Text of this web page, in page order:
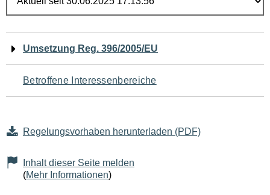
Navigation
für
den
Seiteninhalt
Umsetzung Reg. 396/2005/EU
Betroffene Interessenbereiche
Regelungsvorhaben herunterladen (PDF)
Inhalt dieser Seite melden
(Mehr Informationen)